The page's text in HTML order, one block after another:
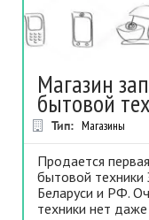
Магазин
бытовой
Тип: Магазины
Продается
бытовой техники
Беларуси и РФ.
техники нет